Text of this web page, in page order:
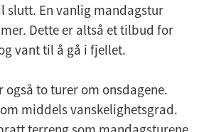
slutt. En vanlig mandagstur
Dette er altså et tilbud for
vant til å gå i fjellet.
også to turer om onsdagene.
middels vanskelighetsgrad.